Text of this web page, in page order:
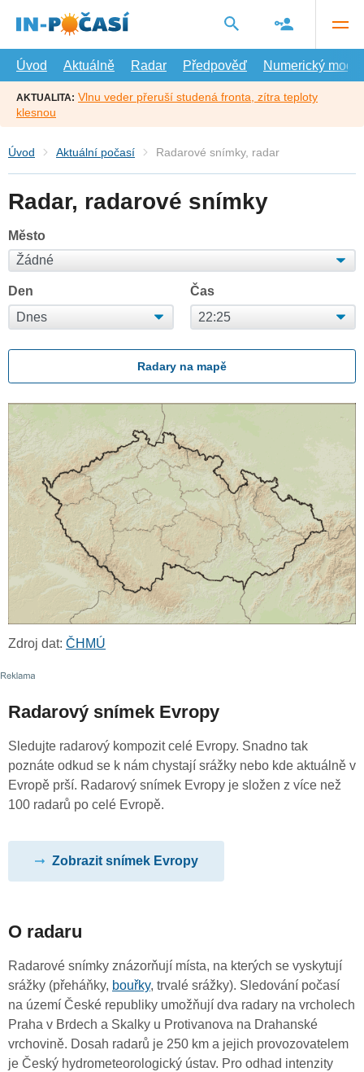
hlavní
Úvod
Aktuálně Radar Předpověď Numerický model
AKTUALITA: Vlnu veder přeruší studená fronta, zítra teploty
klesnou
Úvod Aktuální počasí Radarové snímky, radar
Radar, radarové snímky
Město
Den Čas
Radary na mapě
Zdroj dat: ČHMÚ
Radarový snímek Evropy
Sledujte radarový kompozit celé Evropy. Snadno tak
poznáte odkud se k nám chystají srážky nebo kde aktuálně v
Evropě prší. Radarový snímek Evropy je složen z více než
100 radarů po celé Evropě.
Zobrazit snímek Evropy
O radaru
Radarové snímky znázorňují místa, na kterých se vyskytují
srážky (přeháňky, bouřky, trvalé srážky). Sledování počasí
na území České republiky umožňují dva radary na vrcholech
Praha v Brdech a Skalky u Protivanova na Drahanské
vrchovině. Dosah radarů je 250 km a jejich provozovatelem
je Český hydrometeorologický ústav. Pro odhad intenzity